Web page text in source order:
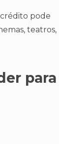
pode
teatros,
para